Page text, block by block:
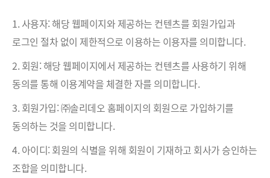
1. 사용자: 해당 웹페이지와 제공하는 컨텐츠를 회원가입과
로그인 절차 없이 제한적으로 이용하는 이용자를 의미합니다.
2. 회원: 해당 웹페이지에서 제공하는 컨텐츠를 사용하기 위해
동의를 통해 이용계약을 체결한 자를 의미합니다.
3. 회원가입: ㈜솔리데오 홈페이지의 회원으로 가입하기를
동의하는 것을 의미합니다.
4. 아이디: 회원의 식별을 위해 회원이 기재하고 회사가 승인하는
조합을 의미합니다.